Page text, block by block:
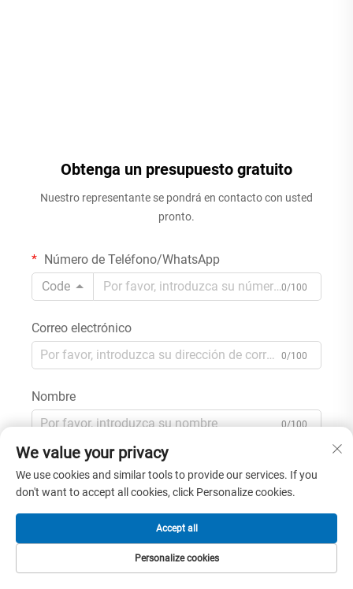
Obtenga un presupuesto gratuito
Nuestro representante se pondrá en contacto con usted
pronto.
Número de Teléfono/WhatsApp
Code
0/100
Correo electrónico
0/100
Nombre
0/100
Nombre de la empresa
0/200
We value your privacy
We use cookies and similar tools to provide our services. If you
don't want to accept all cookies, click Personalize cookies.
Personalize cookies
Accept all